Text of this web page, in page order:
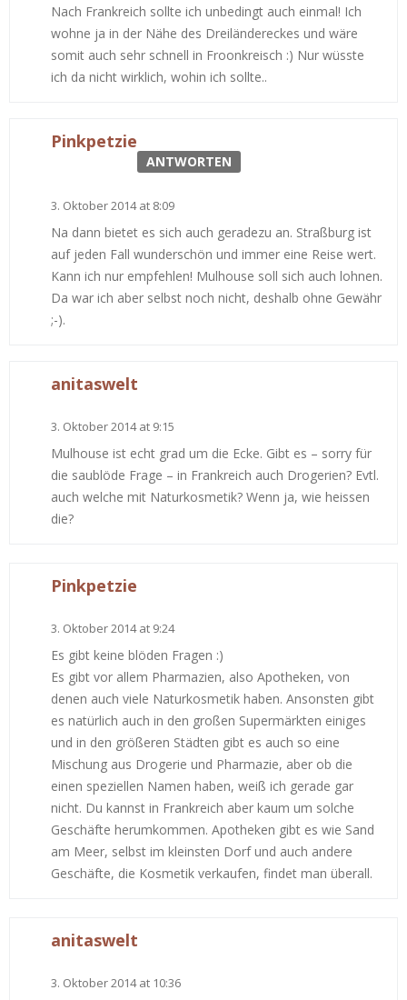
Nach Frankreich sollte ich unbedingt auch einmal! Ich
wohne ja in der Nähe des Dreiländereckes und wäre
somit auch sehr schnell in Froonkreisch :) Nur wüsste
ich da nicht wirklich, wohin ich sollte..
Pinkpetzie
ANTWORTEN
3. Oktober 2014 at 8:09
Na dann bietet es sich auch geradezu an. Straßburg ist
auf jeden Fall wunderschön und immer eine Reise wert.
Kann ich nur empfehlen! Mulhouse soll sich auch lohnen.
Da war ich aber selbst noch nicht, deshalb ohne Gewähr
;-).
anitaswelt
3. Oktober 2014 at 9:15
Mulhouse ist echt grad um die Ecke. Gibt es – sorry für
die saublöde Frage – in Frankreich auch Drogerien? Evtl.
auch welche mit Naturkosmetik? Wenn ja, wie heissen
die?
Pinkpetzie
3. Oktober 2014 at 9:24
Es gibt keine blöden Fragen :)
Es gibt vor allem Pharmazien, also Apotheken, von
denen auch viele Naturkosmetik haben. Ansonsten gibt
es natürlich auch in den großen Supermärkten einiges
und in den größeren Städten gibt es auch so eine
Mischung aus Drogerie und Pharmazie, aber ob die
einen speziellen Namen haben, weiß ich gerade gar
nicht. Du kannst in Frankreich aber kaum um solche
Geschäfte herumkommen. Apotheken gibt es wie Sand
am Meer, selbst im kleinsten Dorf und auch andere
Geschäfte, die Kosmetik verkaufen, findet man überall.
anitaswelt
3. Oktober 2014 at 10:36